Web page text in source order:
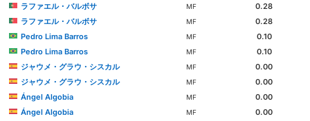
ラファエル・バルボサ MF
0.28
ラファエル・バルボサ
MF
0.28
Pedro Lima Barros
MF
0.10
Pedro Lima Barros
MF
0.10
ジャウメ・グラウ・シスカル
MF
0.00
ジャウメ・グラウ・シスカル
MF
0.00
Ángel Algobia
MF
0.00
Ángel Algobia
MF
0.00